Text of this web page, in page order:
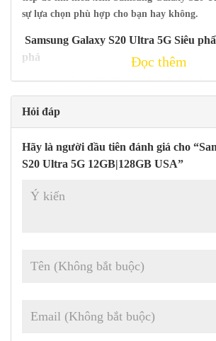
sự lựa chọn phù hợp cho bạn hay không.
Samsung Galaxy S20 Ultra 5G Siêu
phá
Samsung Galaxy S20 Ultra 5G là một điện
cấp đã tạo ra rất nhiều tiếng vang trong cộng
thoại tự hào có các tính năng hàng đầu cung
mới cho từ ‘flagship’. Vớimàn hình Dynamic
của nó, điện thoại mang đến một trải nghiệm
chắc chắn sẽ để lại cho bạn say mê. Hơn nữa,
khi di chuyển nội dung hoặc chơi các trò chơi
Đọc thêm
Hỏi đáp
Hãy là người đầu tiên đánh giá cho
S20 Ultra 5G 12GB|128GB USA”